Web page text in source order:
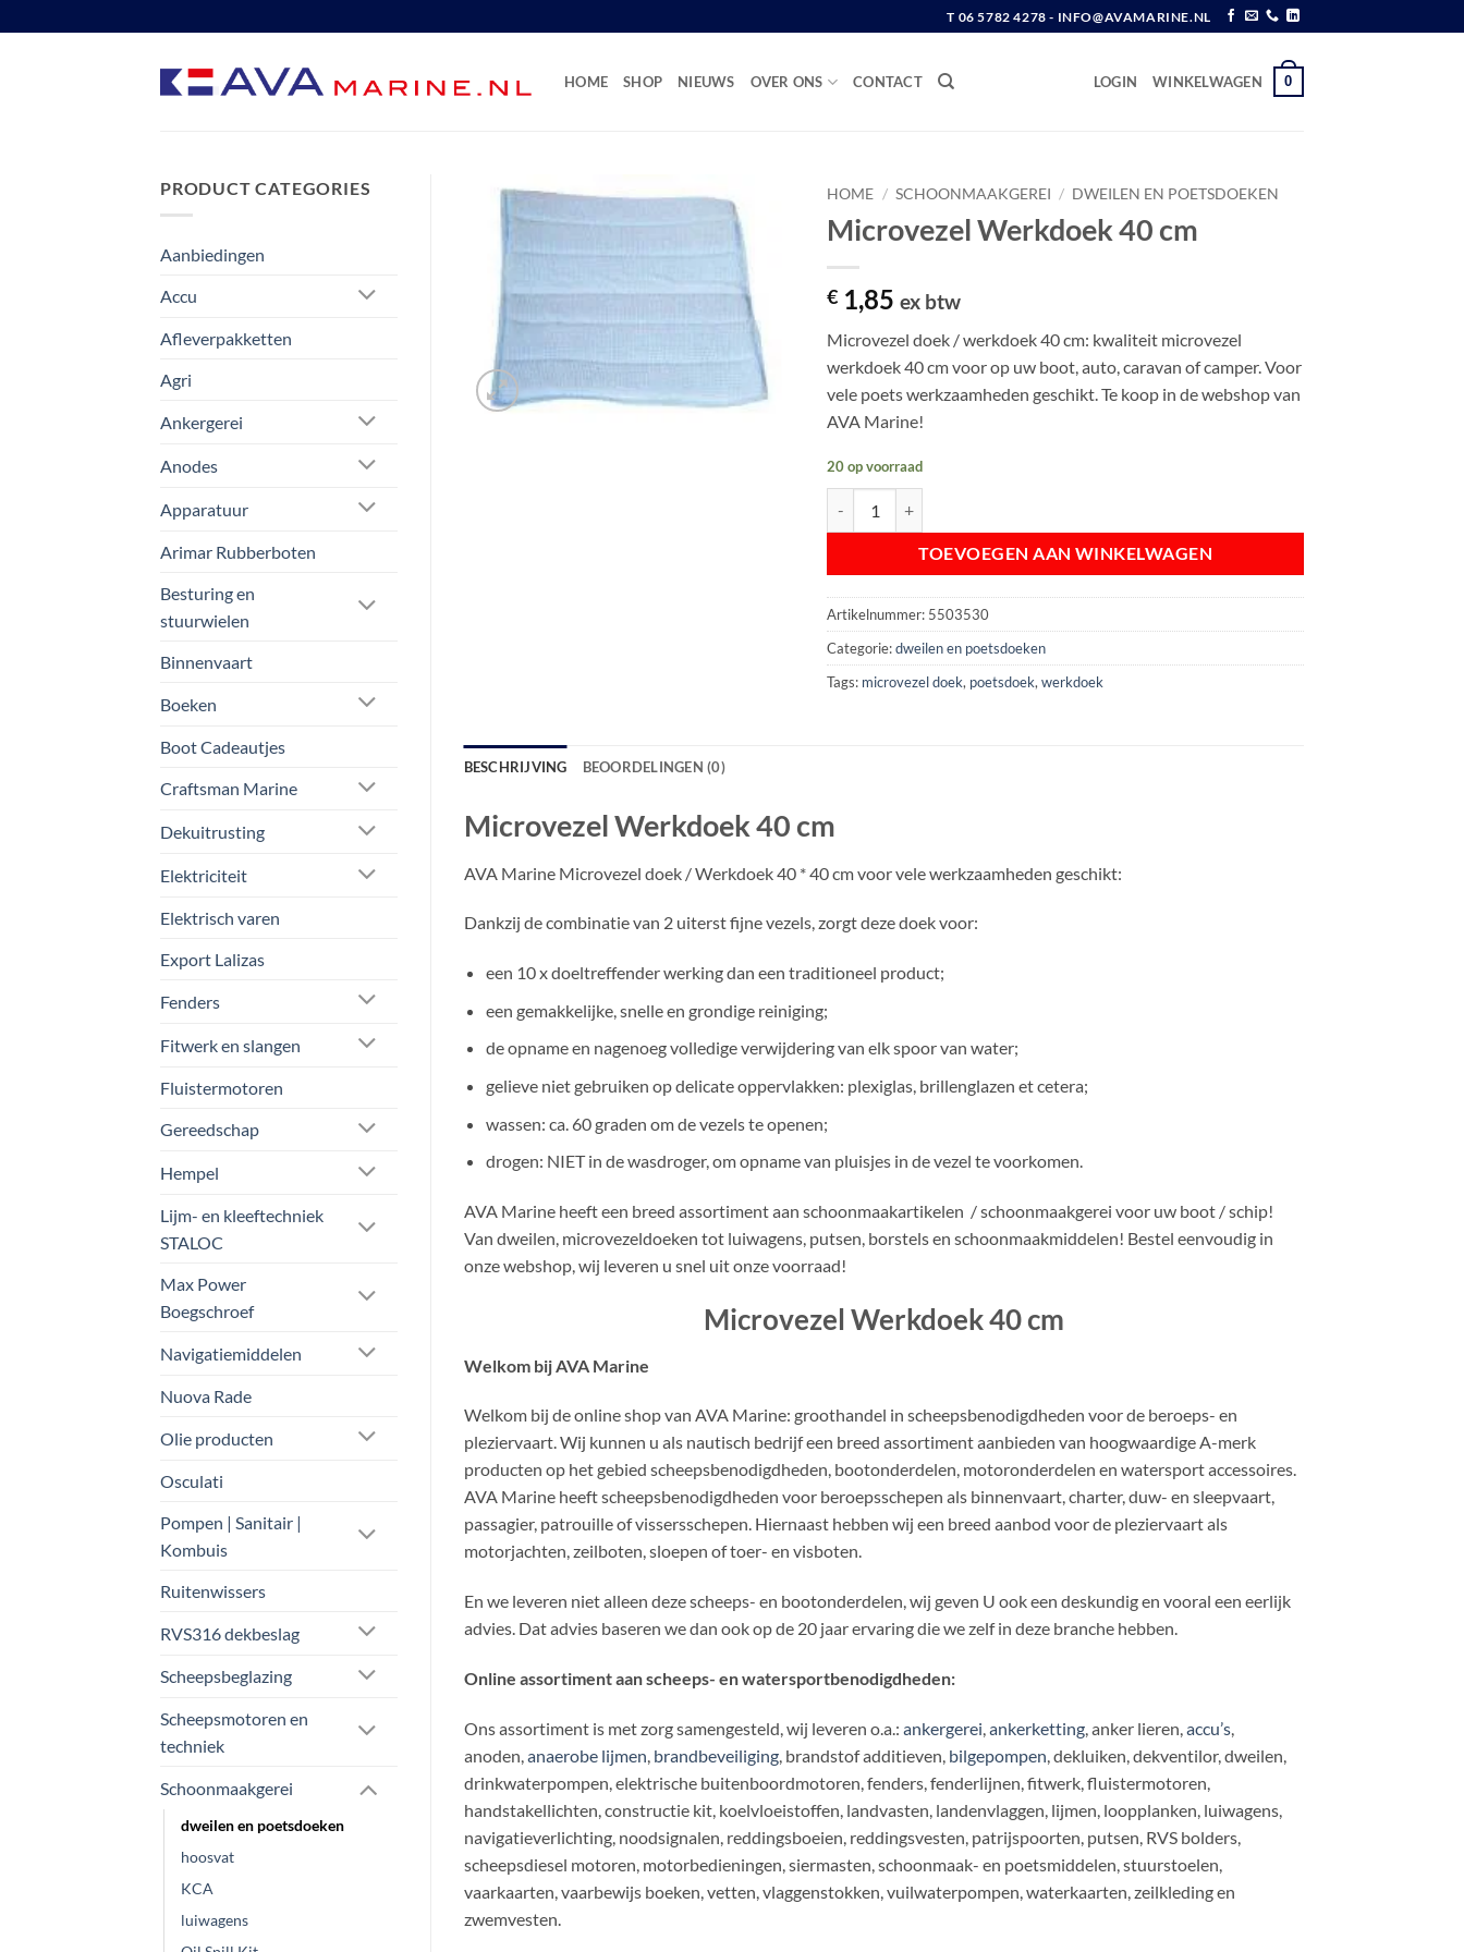
naar
T 06 5782 4278 - INFO@AVAMARINE.NL
HOME SHOP NIEUWS OVER ONS CONTACT LOGIN WINKELWAGEN 0
PRODUCT CATEGORIES
Aanbiedingen
Accu
Afleverpakketten
Agri
Ankergerei
Anodes
Apparatuur
Arimar Rubberboten
Besturing en
stuurwielen
Binnenvaart
Boeken
Boot Cadeautjes
Craftsman Marine
Dekuitrusting
Elektriciteit
Elektrisch varen
Export Lalizas
Fenders
Fitwerk en slangen
Fluistermotoren
Gereedschap
Hempel
Lijm- en kleeftechniek
STALOC
Max Power
Boegschroef
Navigatiemiddelen
Nuova Rade
Olie producten
Osculati
Pompen | Sanitair |
Kombuis
Ruitenwissers
RVS316 dekbeslag
Scheepsbeglazing
Scheepsmotoren en
techniek
Schoonmaakgerei
dweilen en poetsdoeken
hoosvat
KCA
luiwagens
HOME / SCHOONMAAKGEREI / DWEILEN EN POETSDOEKEN
Microvezel Werkdoek 40 cm
€ 1,85 ex btw
Microvezel doek / werkdoek 40 cm: kwaliteit microvezel
werkdoek 40 cm voor op uw boot, auto, caravan of camper. Voor
vele poets werkzaamheden geschikt. Te koop in de webshop van
AVA Marine!
20 op voorraad
TOEVOEGEN AAN WINKELWAGEN
Artikelnummer: 5503530
Categorie:dweilen en poetsdoeken
Tags: microvezel doek, poetsdoek,werkdoek
BESCHRIJVING BEOORDELINGEN (0)
Microvezel Werkdoek 40 cm
AVA Marine Microvezel doek / Werkdoek 40 * 40 cm voor vele werkzaamheden geschikt:
Dankzij de combinatie van 2 uiterst fijne vezels, zorgt deze doek voor:
een 10 x doeltreffender werking dan een traditioneel product;
een gemakkelijke, snelle en grondige reiniging;
de opname en nagenoeg volledige verwijdering van elk spoor van water;
gelieve niet gebruiken op delicate oppervlakken: plexiglas, brillenglazen et cetera;
wassen: ca. 60 graden om de vezels te openen;
drogen: NIET in de wasdroger, om opname van pluisjes in de vezel te voorkomen.
AVA Marine heeft een breed assortiment aan schoonmaakartikelen / schoonmaakgerei voor uw boot / schip!
Van dweilen, microvezeldoeken tot luiwagens, putsen, borstels en schoonmaakmiddelen! Bestel eenvoudig in
onze webshop, wij leveren u snel uit onze voorraad!
Microvezel Werkdoek 40 cm
Welkom bij AVA Marine
Welkom bij de online shop van AVA Marine: groothandel in scheepsbenodigdheden voor de beroeps- en
pleziervaart. Wij kunnen u als nautisch bedrijf een breed assortiment aanbieden van hoogwaardige A-merk
producten op het gebied scheepsbenodigdheden, bootonderdelen, motoronderdelen en watersport accessoires.
AVA Marine heeft scheepsbenodigdheden voor beroepsschepen als binnenvaart, charter, duw- en sleepvaart,
passagier, patrouille of vissersschepen. Hiernaast hebben wij een breed aanbod voor de pleziervaart als
motorjachten, zeilboten, sloepen of toer- en visboten.
En we leveren niet alleen deze scheeps- en bootonderdelen, wij geven U ook een deskundig en vooral een eerlijk
advies. Dat advies baseren we dan ook op de 20 jaar ervaring die we zelf in deze branche hebben.
Online assortiment aan scheeps- en watersportbenodigdheden:
Ons assortiment is met zorg samengesteld, wij leveren o.a.: ankergerei,ankerketting, anker lieren,accu’s,
anoden,anaerobe lijmen, brandbeveiliging, brandstof additieven, bilgepompen, dekluiken, dekventilor, dweilen,
drinkwaterpompen, elektrische buitenboordmotoren, fenders, fenderlijnen, fitwerk, fluistermotoren,
handstakellichten, constructie kit, koelvloeistoffen, landvasten, landenvlaggen, lijmen, loopplanken, luiwagens,
navigatieverlichting, noodsignalen, reddingsboeien, reddingsvesten, patrijspoorten, putsen, RVS bolders,
scheepsdiesel motoren, motorbedieningen, siermasten, schoonmaak- en poetsmiddelen, stuurstoelen,
vaarkaarten, vaarbewijs boeken, vetten, vlaggenstokken, vuilwaterpompen, waterkaarten, zeilkleding en
zwemvesten.